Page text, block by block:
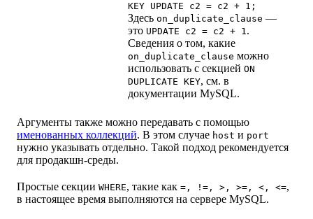
KEY UPDATE c2 = c2 + 1;
Здесь on_duplicate_clause —
это UPDATE c2 = c2 + 1.
Сведения о том, какие
on_duplicate_clause можно
использовать с секцией ON
DUPLICATE KEY, см. в
документации MySQL.
Аргументы также можно передавать с помощью
именованных коллекций. В этом случае host и port
нужно указывать отдельно. Такой подход рекомендуется
для продакшн-среды.
Простые секции WHERE, такие как =, !=, >, >=, <, <=,
в настоящее время выполняются на сервере MySQL.